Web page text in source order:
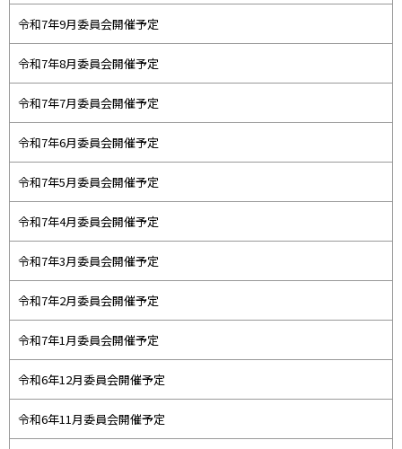
令和7年9月委員会開催予定
令和7年8月委員会開催予定
令和7年7月委員会開催予定
令和7年6月委員会開催予定
令和7年5月委員会開催予定
令和7年4月委員会開催予定
令和7年3月委員会開催予定
令和7年2月委員会開催予定
令和7年1月委員会開催予定
令和6年12月委員会開催予定
令和6年11月委員会開催予定